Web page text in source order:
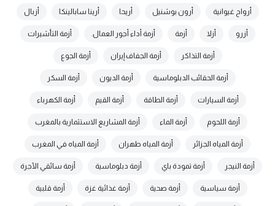
أرواح غيوانية أرون بوشنيل أريحا أرينا سابالينكا أزبال
أزرو أزلا أزمة أزمة أداء أجور العمال. أزمة التأشيرات
أزمة التذاكر أزمة الجفاف إيران أزمة الجوع
أزمة الحقائب الدبلوماسية أزمة الديون أزمة السكر
أزمة السيارات أزمة الطاقة أزمة القيم أزمة الكهرباء
أزمة اللحوم أزمة الماء أزمة المشاريع الاستثمارية بالمغرب
أزمة المياه الجزائر أزمة المياه طهران أزمة المياه في المغرب
أزمة النيجر أزمة تمودة باي أزمة دبلوماسية أزمة سائقي الأجرة
أزمة سياسية أزمة صحية أزمة غذائية غزة أزمة قلبية